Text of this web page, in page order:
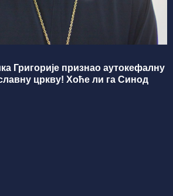
Григорије признао аутокефалну
цркву! Хоће ли га Синод